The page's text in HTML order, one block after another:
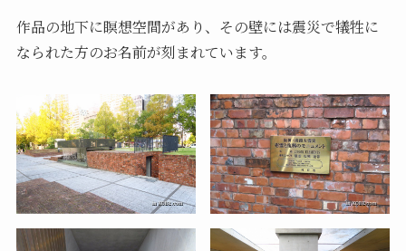
作品の地下に瞑想空間があり、その壁には震災で犠牲に
なられた方のお名前が刻まれています。